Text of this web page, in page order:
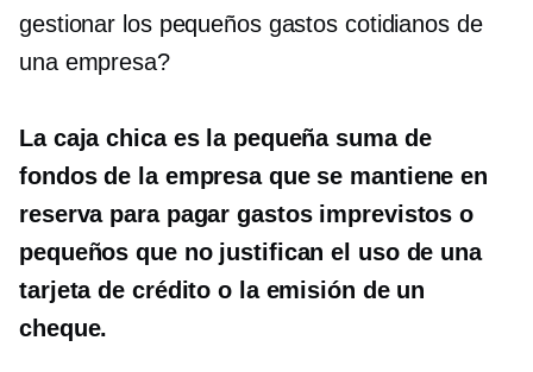
gestionar los pequeños gastos cotidianos de
una empresa?
La caja chica es la pequeña suma de
fondos de la empresa que se mantiene en
reserva para pagar gastos imprevistos o
pequeños que no justifican el uso de una
tarjeta de crédito o la emisión de un
cheque.